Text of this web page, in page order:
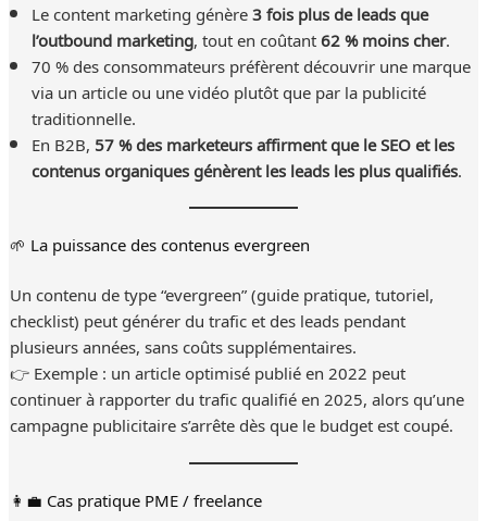
Le content marketing génère3 fois plus de leads que
l’outbound marketing, tout en coûtant62 % moins cher.
70 % des consommateurs préfèrent découvrir une marque
via un article ou une vidéo plutôt que par la publicité
traditionnelle.
En B2B, 57 % des marketeurs affirment que le SEO et les
contenus organiques génèrent les leads les plus qualifiés.
🌱 La puissance des contenus evergreen
Un contenu de type “evergreen” (guide pratique, tutoriel,
checklist) peut générer du trafic et des leads pendant
plusieurs années, sans coûts supplémentaires.
👉 Exemple : un article optimisé publié en 2022 peut
continuer à rapporter du trafic qualifié en 2025, alors qu’une
campagne publicitaire s’arrête dès que le budget est coupé.
👩‍💼 Cas pratique PME / freelance